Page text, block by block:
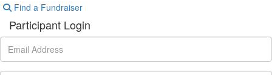
Find a Fundraiser
Participant Login